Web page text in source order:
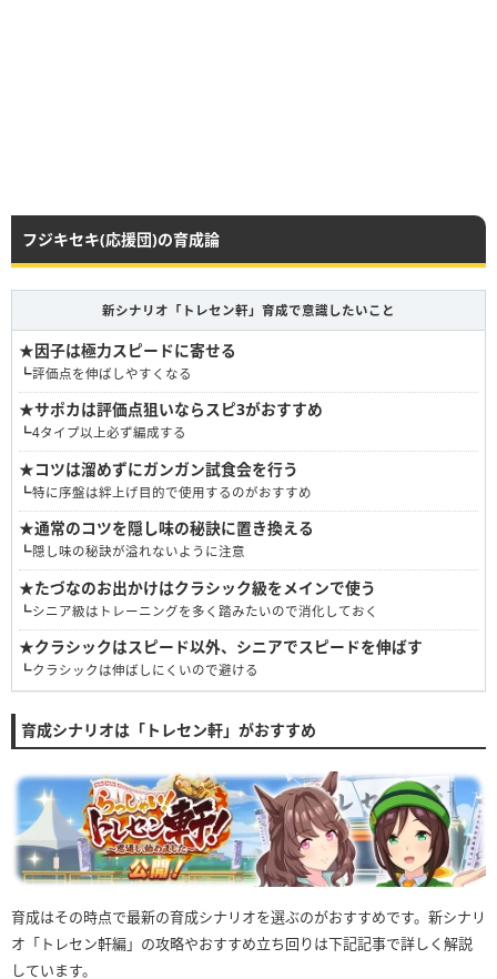
フジキセキ(応援団)の育成論
新シナリオ「トレセン軒」育成で意識したいこと
★因子は極力スピードに寄せる
┗評価点を伸ばしやすくなる
★サポカは評価点狙いならスピ3がおすすめ
┗4タイプ以上必ず編成する
★コツは溜めずにガンガン試食会を行う
┗特に序盤は絆上げ目的で使用するのがおすすめ
★通常のコツを隠し味の秘訣に置き換える
┗隠し味の秘訣が溢れないように注意
★たづなのお出かけはクラシック級をメインで使う
┗シニア級はトレーニングを多く踏みたいので消化しておく
★クラシックはスピード以外、シニアでスピードを伸ばす
┗クラシックは伸ばしにくいので避ける
育成シナリオは「トレセン軒」がおすすめ
育成はその時点で最新の育成シナリオを選ぶのがおすすめです。新シナリ
オ「トレセン軒編」の攻略やおすすめ立ち回りは下記記事で詳しく解説
しています。